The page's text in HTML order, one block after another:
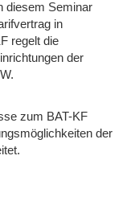
diesem Seminar
in
regelt die
der
zum BAT-KF
der